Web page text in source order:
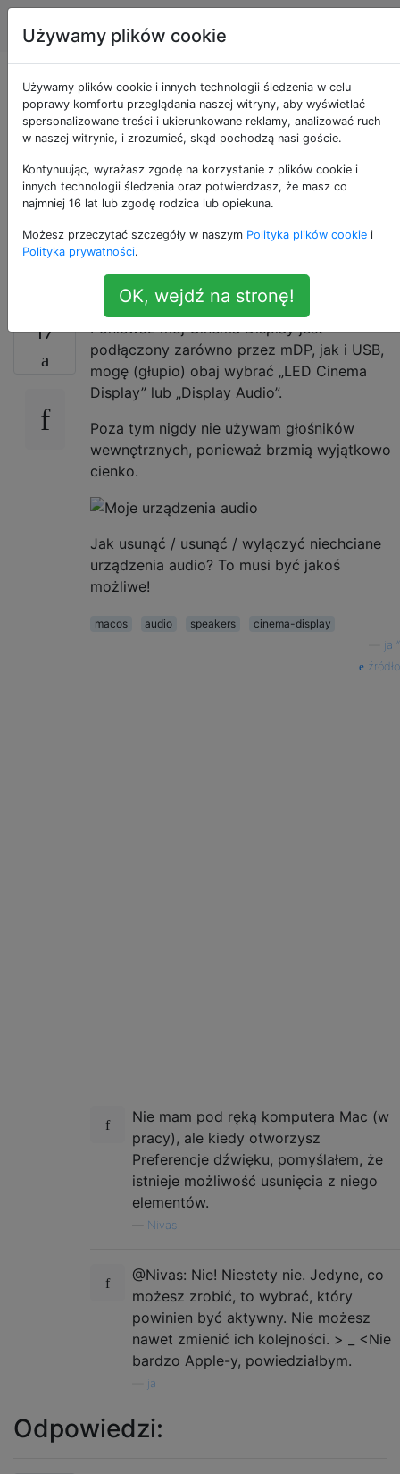
Apple Tagi
Wyłączanie urządzeń
wyjściowych dźwięku
(np. Głośników
wewnętrznych) w
systemie OS X
17
Ponieważ mój Cinema Display jest
podłączony zarówno przez mDP, jak i USB,
mogę (głupio) obaj wybrać „LED Cinema
Display” lub „Display Audio”.
Poza tym nigdy nie używam głośników
wewnętrznych, ponieważ brzmią wyjątkowo
cienko.
Jak usunąć / usunąć / wyłączyć niechciane
urządzenia audio? To musi być jakoś
możliwe!
macos audio speakers
cinema-display
ja ”
źródło
Nie mam pod ręką komputera Mac (w
pracy), ale kiedy otworzysz
Preferencje dźwięku, pomyślałem, że
istnieje możliwość usunięcia z niego
elementów.
Nivas
@Nivas: Nie! Niestety nie. Jedyne, co
możesz zrobić, to wybrać, który
powinien być aktywny. Nie możesz
nawet zmienić ich kolejności. > _ <Nie
bardzo Apple-y, powiedziałbym.
ja
Odpowiedzi:
Używamy plików cookie
Używamy plików cookie i innych technologii śledzenia w celu
poprawy komfortu przeglądania naszej witryny, aby wyświetlać
spersonalizowane treści i ukierunkowane reklamy, analizować ruch
w naszej witrynie, i zrozumieć, skąd pochodzą nasi goście.
Kontynuując, wyrażasz zgodę na korzystanie z plików cookie i
innych technologii śledzenia oraz potwierdzasz, że masz co
najmniej 16 lat lub zgodę rodzica lub opiekuna.
Możesz przeczytać szczegóły w naszym Polityka plików cookie i
Polityka prywatności.
OK, wejdź na stronę!